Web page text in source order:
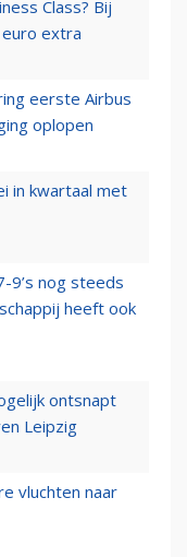
Class? Bij
extra
eerste Airbus
oplopen
in kwartaal met
9’s nog steeds
heeft ook
ontsnapt
Leipzig
vluchten naar